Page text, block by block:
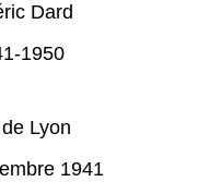
Dard
1950
Lyon
1941